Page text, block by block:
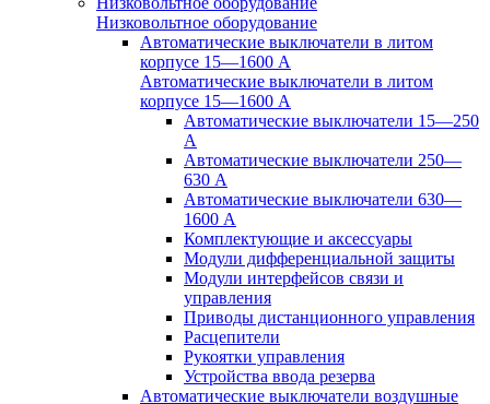
Низковольтное оборудование
Автоматические выключатели в литом
корпусе 15—1600 А
Автоматические выключатели в литом
корпусе 15—1600 А
Автоматические выключатели 15—250
А
Автоматические выключатели 250—
630 А
Автоматические выключатели 630—
1600 А
Комплектующие и аксессуары
Модули дифференциальной защиты
Модули интерфейсов связи и
управления
Приводы дистанционного управления
Расцепители
Рукоятки управления
Устройства ввода резерва
Автоматические выключатели воздушные